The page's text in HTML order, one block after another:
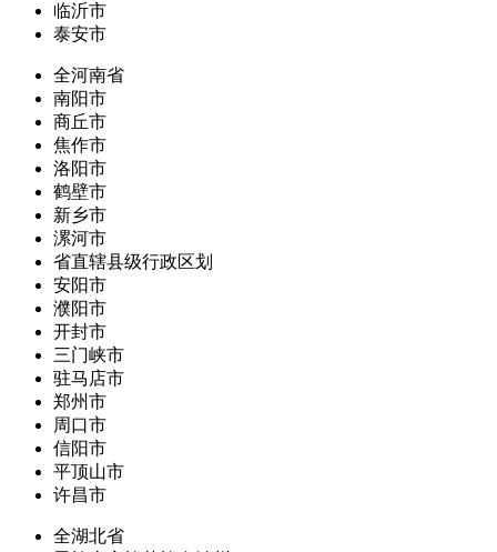
临沂市
泰安市
全河南省
南阳市
商丘市
焦作市
洛阳市
鹤壁市
新乡市
漯河市
省直辖县级行政区划
安阳市
濮阳市
开封市
三门峡市
驻马店市
郑州市
周口市
信阳市
平顶山市
许昌市
全湖北省